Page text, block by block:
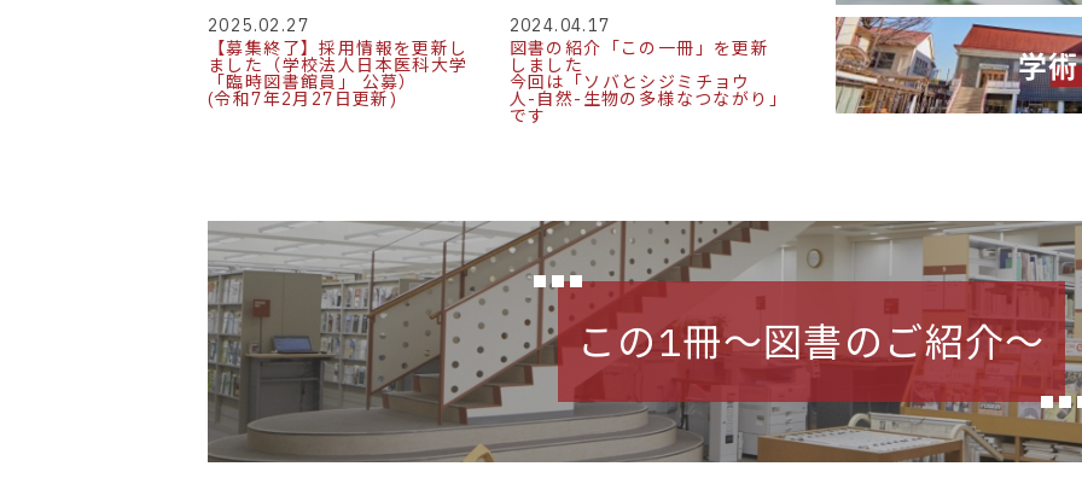
2025.02.27
【募集終了】採用情報を更新し
ました（学校法人日本医科大学
「臨時図書館員」 公募）
(令和7年2月27日更新)
2024.04.17
図書の紹介「この一冊」を更新
しました
今回は「ソバとシジミチョウ
人-自然-生物の多様なつながり」
です
学
この1冊～図書のご紹介～